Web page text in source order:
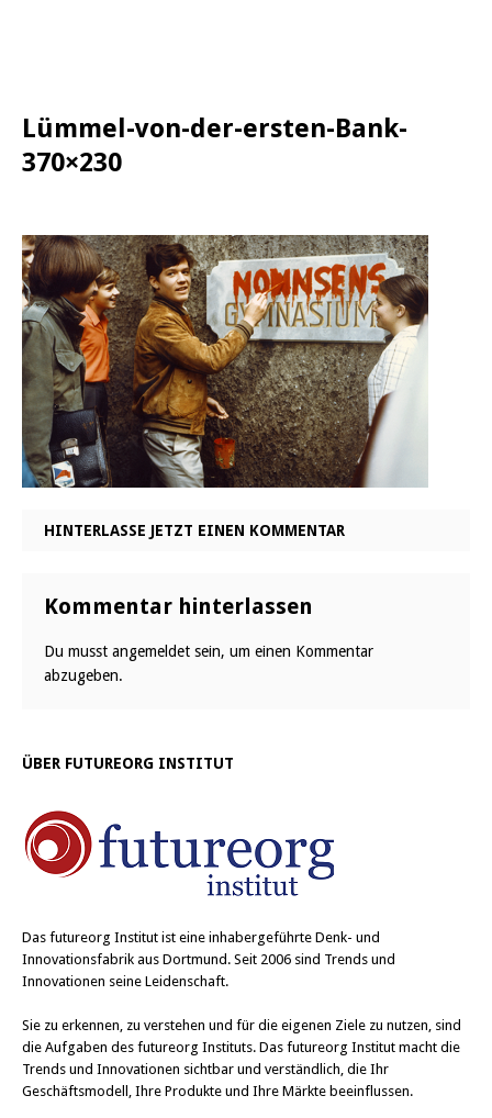
Lümmel-von-der-ersten-Bank-
370×230
HINTERLASSE JETZT EINEN KOMMENTAR
Kommentar hinterlassen
Du musst angemeldet sein, um einen Kommentar
abzugeben.
ÜBER FUTUREORG INSTITUT
Das futureorg Institut ist eine inhabergeführte Denk- und
Innovationsfabrik aus Dortmund. Seit 2006 sind Trends und
Innovationen seine Leidenschaft.
Sie zu erkennen, zu verstehen und für die eigenen Ziele zu nutzen, sind
die Aufgaben des futureorg Instituts. Das futureorg Institut macht die
Trends und Innovationen sichtbar und verständlich, die Ihr
Geschäftsmodell, Ihre Produkte und Ihre Märkte beeinflussen.